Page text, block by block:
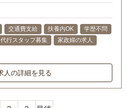
交通費支給 扶養内OK
学歴不問
行スタッフ募集
家政婦の求人
人の詳細を見る